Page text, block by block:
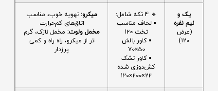
یک و
نیم نفره
(عرض
120)
🔹 4 تکه شامل:
▪️ لحاف مناسب
تخت 120
▪️ کاور بالش
50×70
▪️ کاور تشک
کش‌دوزی شده
22×200×120
میکرو: تهویه خوب، مناسب
اتاق‌های کم‌حرارت
مخمل ولوت: مخمل نازک، گرم
تر از میکرو، راه راه و کمی
پرزدار